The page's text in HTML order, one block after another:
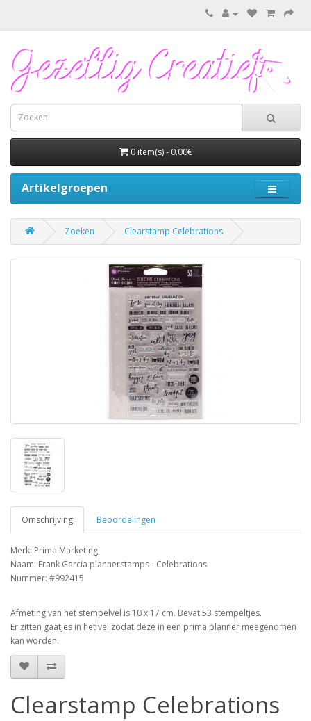
0 item(s) - 0.00€
Artikelgroepen
Zoeken Clearstamp Celebrations
Omschrijving Beoordelingen
Merk: Prima Marketing
Naam: Frank Garcia plannerstamps - Celebrations
Nummer: #992415
Afmeting van het stempelvel is 10 x 17 cm. Bevat 53 stempeltjes.
Er zitten gaatjes in het vel zodat deze in een prima planner meegenomen
kan worden.
Clearstamp Celebrations